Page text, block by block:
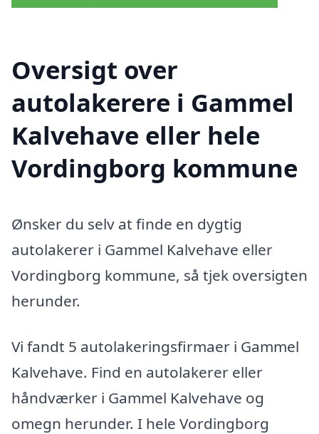
Oversigt over
autolakerere i Gammel
Kalvehave eller hele
Vordingborg kommune
Ønsker du selv at finde en dygtig
autolakerer i Gammel Kalvehave eller
Vordingborg kommune, så tjek oversigten
herunder.
Vi fandt 5 autolakeringsfirmaer i Gammel
Kalvehave. Find en autolakerer eller
håndværker i Gammel Kalvehave og
omegn herunder. I hele Vordingborg